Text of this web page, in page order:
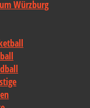
Würzburg